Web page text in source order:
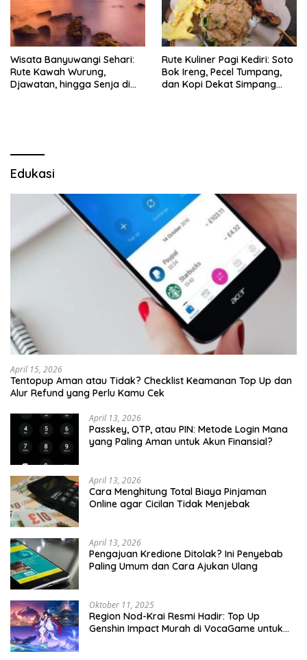
Wisata Banyuwangi Sehari:
Rute Kawah Wurung,
Djawatan, hingga Senja di
Rute Kuliner Pagi Kediri: Soto
Bok Ireng, Pecel Tumpang,
dan Kopi Dekat Simpang
Edukasi
April 15, 2026
Tentopup Aman atau Tidak? Checklist Keamanan Top Up dan
Alur Refund yang Perlu Kamu Cek
April 13, 2026
Passkey, OTP, atau PIN: Metode Login Mana
yang Paling Aman untuk Akun Finansial?
April 13, 2026
Cara Menghitung Total Biaya Pinjaman
Online agar Cicilan Tidak Menjebak
April 13, 2026
Pengajuan Kredione Ditolak? Ini Penyebab
Paling Umum dan Cara Ajukan Ulang
Oktober 11, 2025
Region Nod-Krai Resmi Hadir: Top Up
Genshin Impact Murah di VocaGame untuk